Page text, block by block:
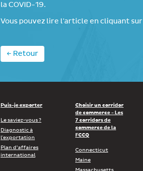
la COVID-19.
Vous pouvez lire l'article en cliquant sur
← Retour
Puis-je exporter
Le saviez-vous ?
Diagnostic à
l'exportation
Plan d’affaires
international
Choisir un corridor
de commerce - Les
7 corridors de
commerce de la
FCCQ
Connecticut
Maine
Massachusetts